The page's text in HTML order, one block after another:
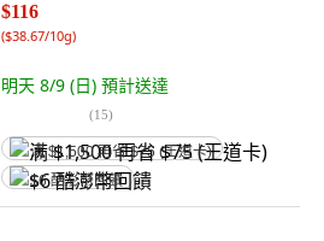
$116
($38.67/10g)
明天 8/9 (日) 預計送達
(15)
满 $1,500 再省 $75 (王道卡)
$6 酷澎幣回饋